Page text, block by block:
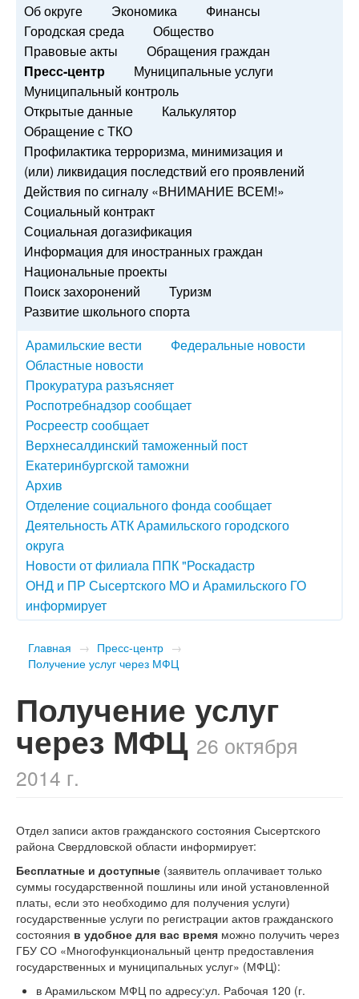
Об округе Экономика
Финансы
Городская среда
Общество
Правовые акты
Обращения граждан
Пресс-центр
Муниципальные услуги
Муниципальный контроль
Открытые данные
Калькулятор
Обращение с ТКО
Профилактика терроризма, минимизация и
(или) ликвидация последствий его проявлений
Действия по сигналу «ВНИМАНИЕ ВСЕМ!»
Социальный контракт
Социальная догазификация
Информация для иностранных граждан
Национальные проекты
Поиск захоронений
Туризм
Развитие школьного спорта
Арамильские вести
Федеральные новости
Областные новости
Прокуратура разъясняет
Роспотребнадзор сообщает
Росреестр сообщает
Верхнесалдинский таможенный пост
Екатеринбургской таможни
Архив
Отделение социального фонда сообщает
Деятельность АТК Арамильского городского
округа
Новости от филиала ППК "Роскадастр
ОНД и ПР Сысертского МО и Арамильского ГО
информирует
Главная → Пресс-центр →
Получение услуг через МФЦ
Получение услуг
через МФЦ 26 октября
2014 г.
Отдел записи актов гражданского состояния Сысертского
района Свердловской области информирует:
Бесплатные и доступные (заявитель оплачивает только
суммы государственной пошлины или иной установленной
платы, если это необходимо для получения услуги)
государственные услуги по регистрации актов гражданского
состояния в удобное для вас время можно получить через
ГБУ СО «Многофункциональный центр предоставления
государственных и муниципальных услуг» (МФЦ):
в Арамильском МФЦ по адресу:ул. Рабочая 120 (г.